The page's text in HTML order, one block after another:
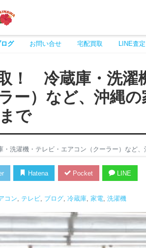
ログ お問い合せ 宅配買取 LINE査定
！ 冷蔵庫・洗濯
ー）など、沖縄
で
洗濯機・テレビ・エアコン（クーラー）など
Hatena Pocket LINE
コン テレビ, ブログ, 冷蔵庫, 家電, 洗濯機